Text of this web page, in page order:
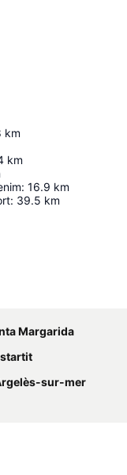
km
km
: 16.9 km
: 39.5 km
Margarida
sur-mer